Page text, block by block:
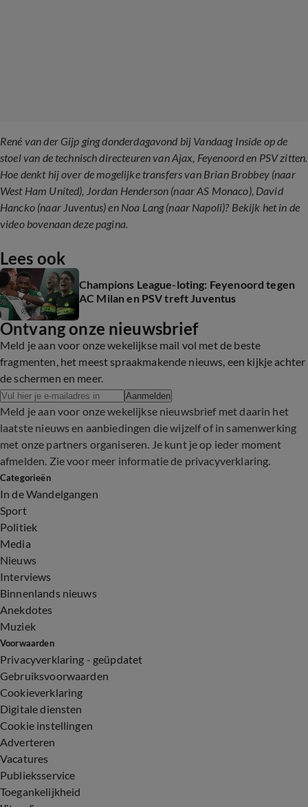
René van der Gijp ging donderdagavond bij Vandaag Inside op de
stoel van de technisch directeuren van Ajax, Feyenoord en PSV zitten.
Hoe denkt hij over de mogelijke transfers van Brian Brobbey (naar
West Ham United), Jordan Henderson (naar AS Monaco), David
Hancko (naar Juventus) en Noa Lang (naar Napoli)? Bekijk het in de
video bovenaan deze pagina.
Lees ook
Champions League-loting: Feyenoord tegen
AC Milan en PSV treft Juventus
Ontvang onze nieuwsbrief
Meld je aan voor onze wekelijkse mail vol met de beste
fragmenten, het meest spraakmakende nieuws, een kijkje achter
de schermen en meer.
Aanmelden
Meld je aan voor onze wekelijkse nieuwsbrief met daarin het
laatste nieuws en aanbiedingen die wijzelf of in samenwerking
met onze partners organiseren. Je kunt je op ieder moment
afmelden. Zie voor meer informatie de privacyverklaring.
Categorieën
In de Wandelgangen
Sport
Politiek
Media
Nieuws
Interviews
Binnenlands nieuws
Anekdotes
Muziek
Voorwaarden
Privacyverklaring - geüpdatet
Gebruiksvoorwaarden
Cookieverklaring
Digitale diensten
Cookie instellingen
Adverteren
Vacatures
Publieksservice
Toegankelijkheid